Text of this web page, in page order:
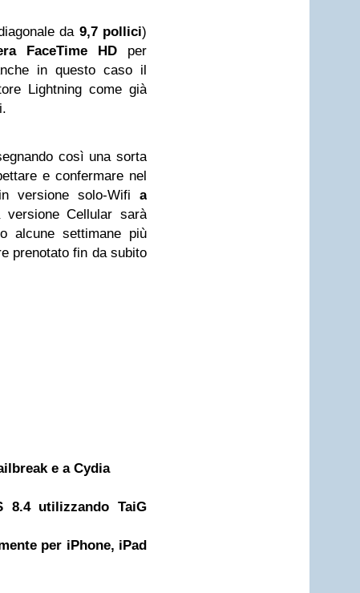
da 9,7 pollici)
FaceTime HDper
in questo caso il
Lightning come già
così una sorta
e confermare nel
versione solo-Wifi a
Cellular sarà
alcune settimane più
prenotato fin da subito
e a Cydia
8.4 utilizzando TaiG
per iPhone, iPad